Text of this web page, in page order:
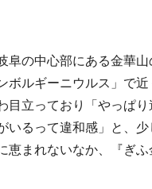
阜の中心部にある金華
ボルギーニウルス」で
目立っており「やっぱ
いるって違和感」と、
恵まれないなか、『ぎ